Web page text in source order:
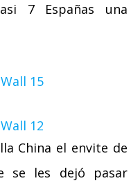
7 Españas una
China el envite de
se les dejó pasar